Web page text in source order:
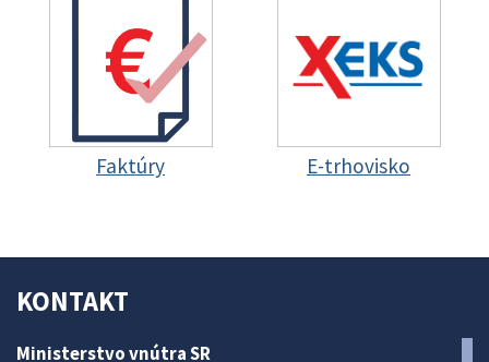
Faktúry E-trhovisko
KONTAKT
Ministerstvo vnútra SR